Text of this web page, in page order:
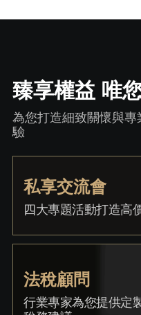
臻享權益 唯
為您打造細致關懷與
驗
私享交流會
四大專題活動打造高
法稅顧問
行業專家為您提供定